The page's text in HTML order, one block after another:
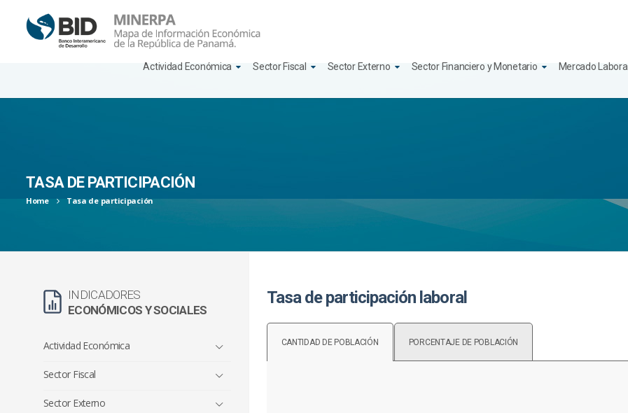
n
Actividad Económica Sector Fiscal Sector Externo Sector Financiero y Monetario Mercado Laboral
TASA DE PARTICIPACIÓN
Home Tasa de participación
INDICADORES
ECONÓMICOS Y SOCIALES
Actividad Económica
Sector Fiscal
Sector Externo
Tasa de participación laboral
CANTIDAD DE POBLACIÓN PORCENTAJE DE POBLACIÓN